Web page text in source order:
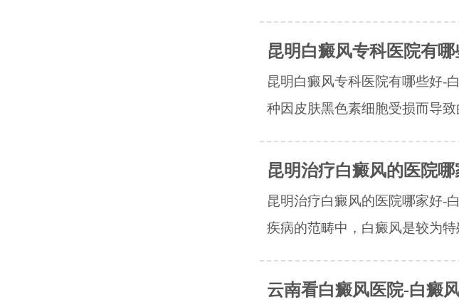
昆明白癜风专科医院有
昆明白癜风专科医院有哪些好-
种因皮肤黑色素细胞受损而导
昆明治疗白癜风的医院
昆明治疗白癜风的医院哪家好-
疾病的范畴中，白癜风是较为
云南看白癜风医院-白癜